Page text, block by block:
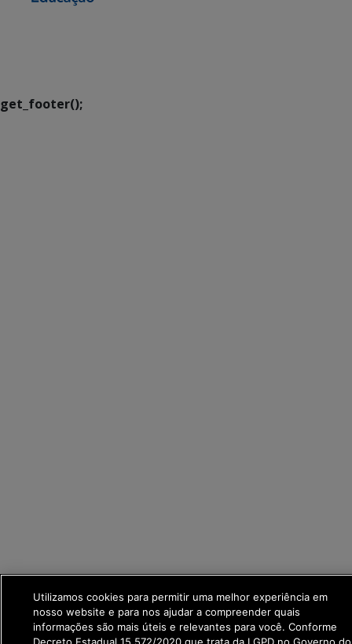
get_footer();
Utilizamos cookies para permitir uma melhor experiência em
nosso website e para nos ajudar a compreender quais
informações são mais úteis e relevantes para você. Conforme